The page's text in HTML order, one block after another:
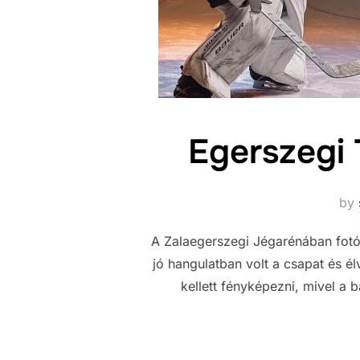
by
A Zalaegerszegi Jégarénában
jó hangulatban volt a csapat és
kellett fényképezni, mivel a